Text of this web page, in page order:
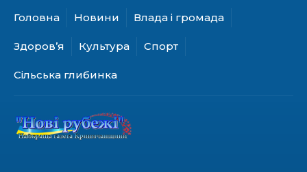
28.07.2026
ветерани разом створюють
Куди звернутися мешканцям
Криничанської громади за
Головна Новини Влада і громада
Здоров’я Культура Спорт
Сільська глибинка